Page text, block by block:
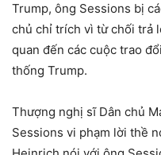
Trump, ông Sessions bị
chủ chỉ trích vì từ chối trả
quan đến các cuộc trao
thống Trump.
Thượng nghị sĩ Dân chủ
Sessions vi phạm lời thề